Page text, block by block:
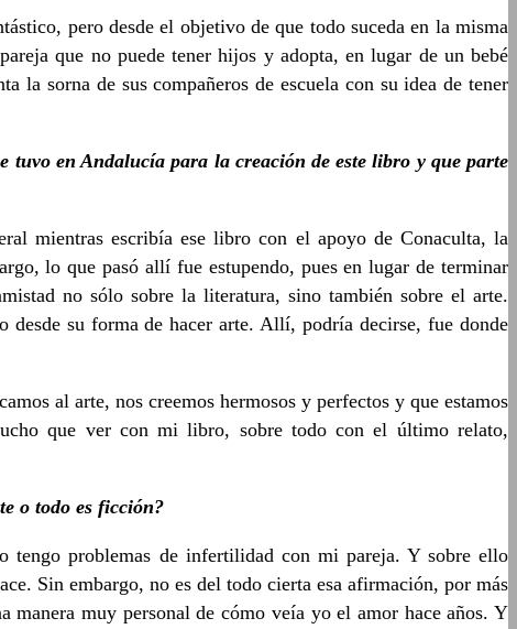
pero desde el objetivo de que todo suceda en la misma
que no puede tener hijos y adopta, en lugar de un bebé
la sorna de sus compañeros de escuela con su idea de tener
en Andalucía para la creación de este libro y que parte
mientras escribía ese libro con el apoyo de Conaculta, la
lo que pasó allí fue estupendo, pues en lugar de terminar
no sólo sobre la literatura, sino también sobre el arte.
desde su forma de hacer arte. Allí, podría decirse, fue donde
al arte, nos creemos hermosos y perfectos y que estamos
que ver con mi libro, sobre todo con el último relato,
o todo es ficción?
tengo problemas de infertilidad con mi pareja. Y sobre ello
Sin embargo, no es del todo cierta esa afirmación, por más
muy personal de cómo veía yo el amor hace años. Y